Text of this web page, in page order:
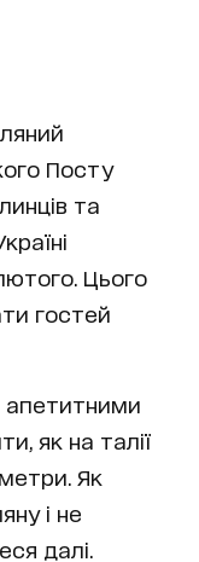
Посту
та
Цього
гостей
як на талії
Як
і не
далі.